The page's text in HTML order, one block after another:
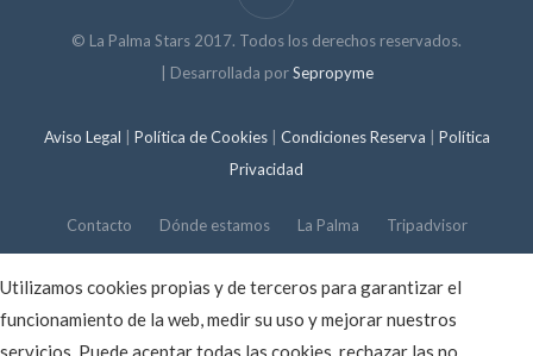
© La Palma Stars 2017. Todos los derechos reservados.
| Desarrollada porSepropyme
Aviso Legal Política de Cookies| Condiciones Reserva
Política
Privacidad
Contacto Dónde estamos La Palma Tripadvisor
Utilizamos cookies propias y de terceros para garantizar el
funcionamiento de la web, medir su uso y mejorar nuestros
servicios. Puede aceptar todas las cookies, rechazar las no